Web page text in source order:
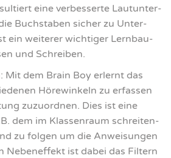
eine ver­bes­ser­te Laut­un­ter­
Buch­sta­ben sicher zu Unter­
ein wei­te­rer wich­ti­ger Lern­bau­
und Schrei­ben.
Mit dem Brain Boy erlernt das
Höre­winkeln zu erfas­sen
zuzu­ord­nen. Dies ist eine
dem im Klas­sen­raum schrei­ten­
zu fol­gen um die Anwei­sun­gen
Neben­ef­fekt ist dabei das Fil­tern